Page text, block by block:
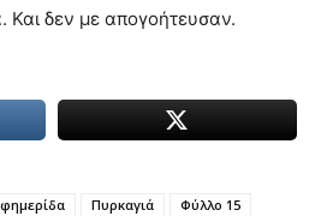
Και δεν με απογοήτευσαν.
Πυρκαγιά
Φύλλο 15